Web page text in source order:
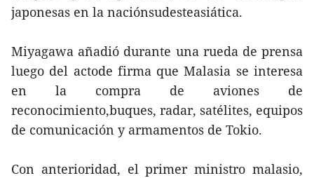
japonesas en la naciónsudesteasiática.
Miyagawa añadió durante una rueda de prensa
luego del actode firma que Malasia se interesa
en la compra de aviones de
reconocimiento,buques, radar, satélites, equipos
de comunicación y armamentos de Tokio.
Con anterioridad, el primer ministro malasio,